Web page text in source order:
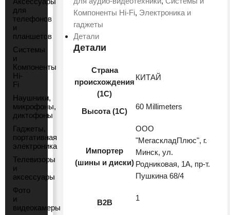
для
телефонов
и
планшетов
Системы
и
Компоненты
Hi-
Fi
Наушники,
микрофоны,
диктофоны
Гаджеты,
портативная
электроника
Телевизоры
и
аксессуары
Фото
и
видеокамеры
AOC
HDMI
(m)/HDMI
(m)
AOC
Компоненты Hi-Fi, Электроника и
гаджеты
Детали
Детали
Страна
происхождения
(1С)
КИТАЙ
Высота (1С)
60 Millimeters
Импортер
(шины и диски)
ООО
"МегаскладПлюс", г.
Минск, ул.
Родниковая, 1А, пр-т.
Пушкина 68/4
B2B
1